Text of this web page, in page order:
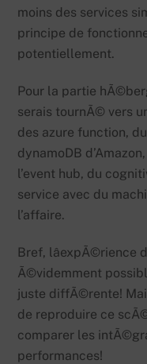
moins des services
principe de
potentiellement.
Pour la partie
serais tournÃ© vers
des azure function,
dynamoDB
l’event hub, du
service avec du
l’affaire.
Bref, lâexpÃ©rience
Ã©videmment
juste diffÃ©rente!
de reproduire ce
comparer les
performances!